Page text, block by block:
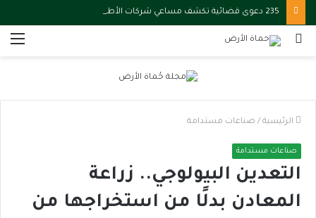
بحث
الرئيسية / صناعات مستدامة
صناعات مستدامة
التعدين البيولوجي.. زراعة
المعادن بدلًا من استخراجها من